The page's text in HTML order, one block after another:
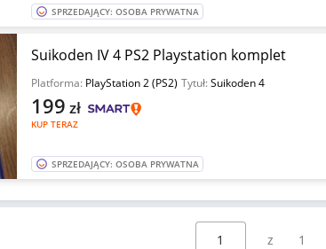
SPRZEDAJĄCY: OSOBA PRYWATNA
Suikoden IV 4 PS2 Playstation komplet
Platforma: PlayStation 2 (PS2) Tytuł:Suikoden 4
KUP TERAZ
199 zł
SPRZEDAJĄCY: OSOBA PRYWATNA
Wybierz stronę:
z 1